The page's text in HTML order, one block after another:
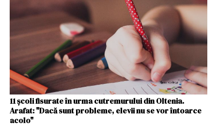
11 școli fisurate în urma cutremurului din Oltenia.
Arafat: "Dacă sunt probleme, elevii nu se vor întoarce
acolo"